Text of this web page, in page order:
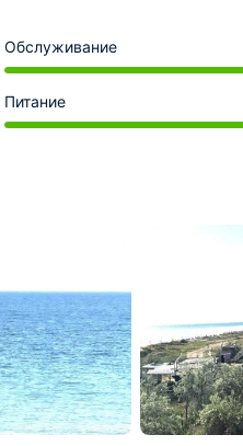
Обслуживание
Питание